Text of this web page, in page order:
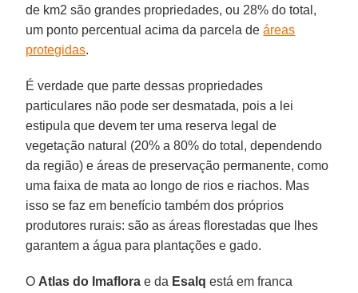
de km2 são grandes propriedades, ou 28% do total,
um ponto percentual acima da parcela deáreas
protegidas.
É verdade que parte dessas propriedades
particulares não pode ser desmatada, pois a lei
estipula que devem ter uma reserva legal de
vegetação natural (20% a 80% do total, dependendo
da região) e áreas de preservação permanente, como
uma faixa de mata ao longo de rios e riachos. Mas
isso se faz em benefício também dos próprios
produtores rurais: são as áreas florestadas que lhes
garantem a água para plantações e gado.
O Atlas do Imaflora e da Esalq está em franca